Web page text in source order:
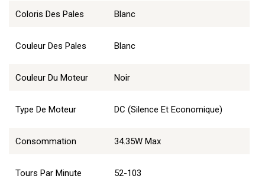
Coloris Des Pales Blanc
Couleur Des Pales Blanc
Couleur Du Moteur Noir
Type De Moteur DC (Silence Et Economique)
Consommation 34.35W Max
Tours Par Minute 52-103